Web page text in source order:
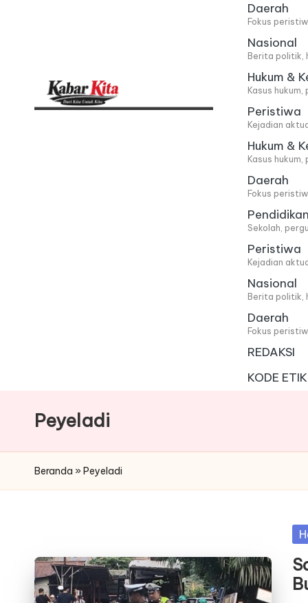
Daerah
Fokus
Nasional
Berita politik,
Hukum &
Kasus
Peristiwa
Kejadian
Hukum &
Kasus
Daerah
Fokus
Pendidikan
Sekolah,
Peristiwa
Kejadian
Nasional
Berita politik,
Daerah
Fokus
REDAKSI
KODE
Peyeladi
Beranda » Peyeladi